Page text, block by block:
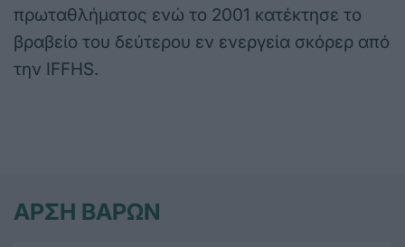
πρωταθλήματος ενώ το 2001 κατέκτησε το
βραβείο του δεύτερου εν ενεργεία σκόρερ από
την IFFHS.
ΑΡΣΗ ΒΑΡΩΝ